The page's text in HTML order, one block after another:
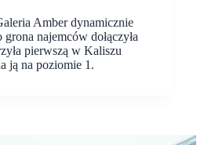
Amber dynamicznie
najemców dołączyła
pierwszą w Kaliszu
ją na poziomie 1.